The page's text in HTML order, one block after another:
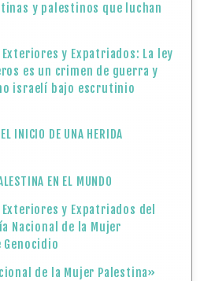
y palestinos que luchan
y Expatriados: La ley
es un crimen de guerra y
israelí bajo escrutinio
INICIO DE UNA HERIDA
EN EL MUNDO
y Expatriados del
Nacional de la Mujer
Genocidio
de la Mujer Palestina»